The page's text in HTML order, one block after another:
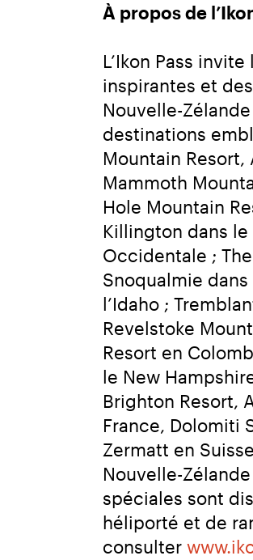
À propos de
L’Ikon Pass
inspirantes et
Nouvelle-
destinations
Mountain Resort,
Mammoth
Hole Mountain
Killington dans le
Occidentale ;
Snoqualmie dans
l’Idaho ;
Revelstoke
Resort en
le New
Brighton Resort,
France, Dolomiti
Zermatt en
Nouvelle-
spéciales sont
héliporté et de
consulter